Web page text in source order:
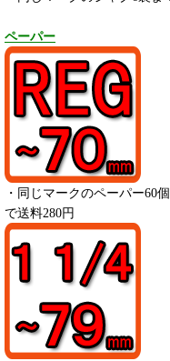
ペーパー
・ 同じマークのペーパー60
で送料280円